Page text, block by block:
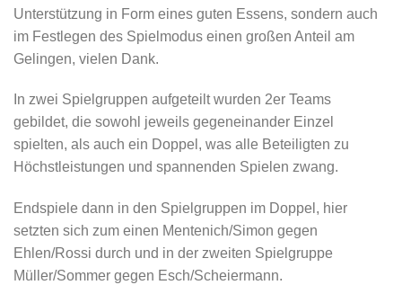
Unterstützung in Form eines guten Essens, sondern auch
im Festlegen des Spielmodus einen großen Anteil am
Gelingen, vielen Dank.
In zwei Spielgruppen aufgeteilt wurden 2er Teams
gebildet, die sowohl jeweils gegeneinander Einzel
spielten, als auch ein Doppel, was alle Beteiligten zu
Höchstleistungen und spannenden Spielen zwang.
Endspiele dann in den Spielgruppen im Doppel, hier
setzten sich zum einen Mentenich/Simon gegen
Ehlen/Rossi durch und in der zweiten Spielgruppe
Müller/Sommer gegen Esch/Scheiermann.